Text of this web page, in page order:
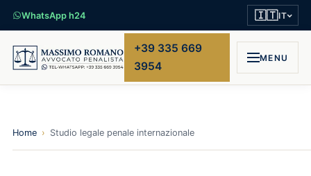
WhatsApp h24 🇮🇹IT
+39 335 669
3954
MENU
Home › Studio legale penale internazionale